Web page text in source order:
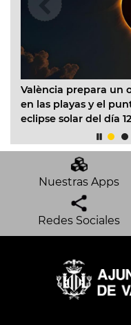
un operativo especial
punto de observación
día 12
Nuestras Apps
Redes Sociales